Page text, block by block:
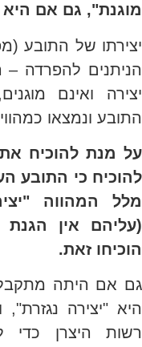
מוגנת", גם אם
יצירתו של התובע
הניתנים להפרדה –
יצירה ואינם
התובע ונמצאו
על מנת להוכיח
להוכיח כי התובע
מלל המהווה
(עליהם אין הגנת
הוכיחו זאת.
גם אם היתה
היא "יצירה
רשות היצרן כדי